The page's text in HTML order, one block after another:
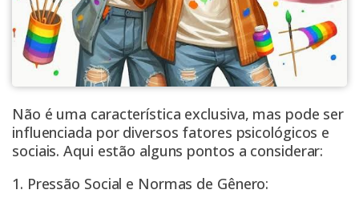
Não é uma característica exclusiva, mas pode ser
influenciada por diversos fatores psicológicos e
sociais. Aqui estão alguns pontos a considerar:
1. Pressão Social e Normas de Gênero: